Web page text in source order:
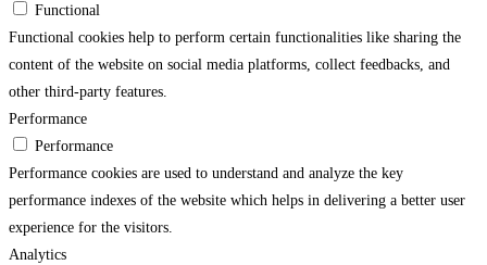
Functional
Functional cookies help to perform certain functionalities like sharing the
content of the website on social media platforms, collect feedbacks, and
other third-party features.
Performance
Performance
Performance cookies are used to understand and analyze the key
performance indexes of the website which helps in delivering a better user
experience for the visitors.
Analytics